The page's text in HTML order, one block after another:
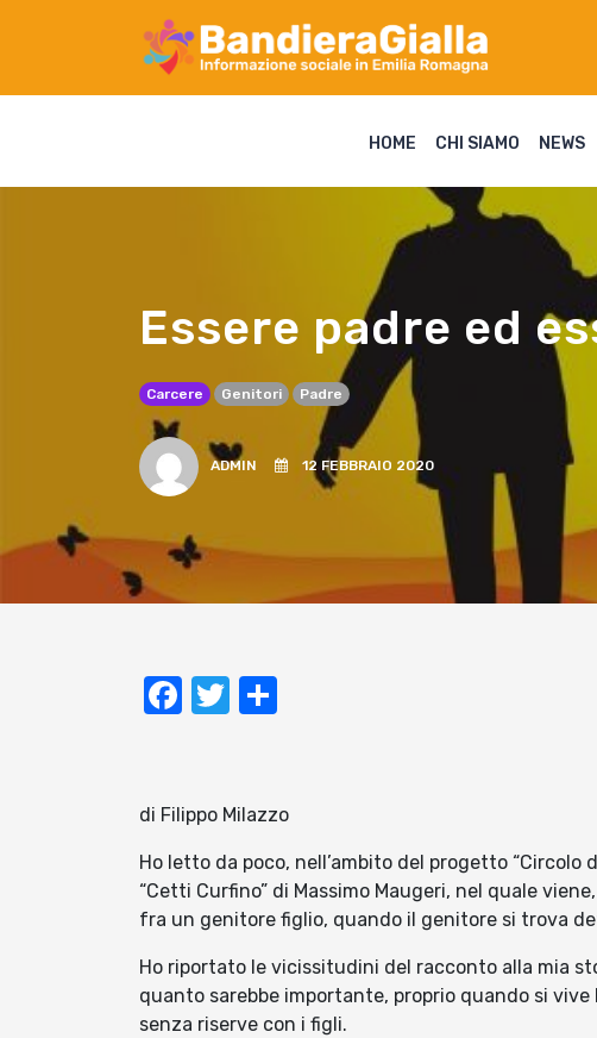
HOME CHI SIAMO NEWS
Essere padre ed
Carcere Genitori Padre
ADMIN 12 FEBBRAIO 2020
Facebook
Twitter
di Filippo Milazzo
Ho letto da poco, nell’ambito del progetto
“Cetti Curfino” di Massimo Maugeri, nel quale
fra un genitore figlio, quando il genitore si trova
Ho riportato le vicissitudini del racconto alla mia
quanto sarebbe importante, proprio quando si
senza riserve con i figli.